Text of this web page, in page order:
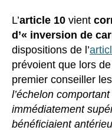
L’article 10 vient
d’« inversion de
dispositions de l’
prévoient que lors
premier conseiller
l’échelon
immédiatement
bénéficiaient